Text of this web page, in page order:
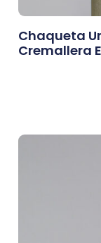
Chaqueta
Cremallera